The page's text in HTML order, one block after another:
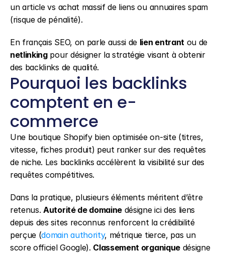
un article vs achat massif de liens ou annuaires spam
(risque de pénalité).
En français SEO, on parle aussi de lien entrant
netlinking pour désigner la stratégie visant à obtenir
des backlinks de qualité.
Pourquoi les backlinks
comptent en e-
commerce
Une boutique Shopify bien optimisée on-site (titres,
vitesse, fiches produit) peut ranker sur des requêtes
de niche. Les backlinks accélèrent la visibilité sur des
requêtes compétitives.
Dans la pratique, plusieurs éléments méritent d’être
retenus. Autorité de domaine désigne ici des liens
depuis des sites reconnus renforcent la crédibilité
perçue (domain authority, métrique tierce, pas un
score officiel Google). Classement organique désigne